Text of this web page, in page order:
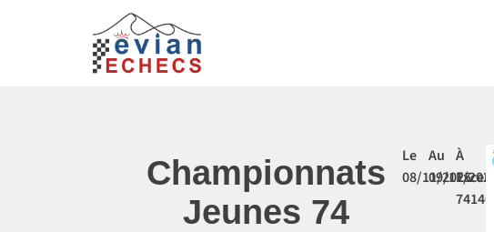
Championnats
Jeunes 74
Le
08/11/2025
Au
09/11/
À
74140